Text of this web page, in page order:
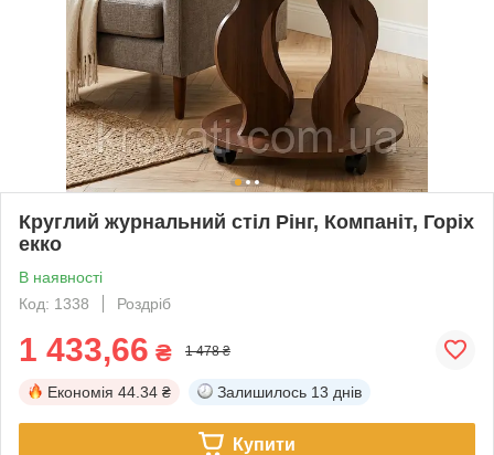
Круглий журнальний стіл Рінг, Компаніт, Горіх
екко
В наявності
Код: 1338
Роздріб
1 433,66 ₴ 1 478 ₴
Економія 44.34 ₴ Залишилось 13 днів
Купити